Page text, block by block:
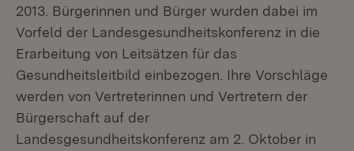
2013. Bürgerinnen und Bürger wurden dabei im
Vorfeld der Landesgesundheitskonferenz in die
Erarbeitung von Leitsätzen für das
Gesundheitsleitbild einbezogen. Ihre Vorschläge
werden von Vertreterinnen und Vertretern der
Bürgerschaft auf der
Landesgesundheitskonferenz am 2. Oktober in